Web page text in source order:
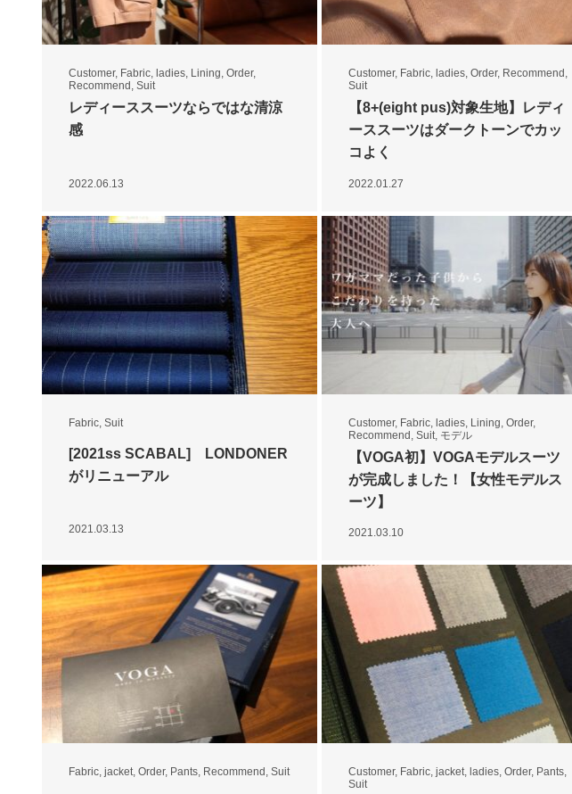
Customer, Fabric ladies Lining Order,
Recommend Suit
レディーススーツならではな清涼
感
2022.06.13
Customer, Fabric, ladies, Order, Recommend
Suit
【8+(eight pus)対象生地】レディ
ーススーツはダークトーンでカッ
コよく
2022.01.27
Fabric Suit
[2021ss SCABAL] LONDONER
がリニューアル
2021.03.13
Customer, Fabric, ladies, Lining Order,
Recommend Suit, モデル
【VOGA初】VOGAモデルスーツ
が完成しました！【女性モデルス
ーツ】
2021.03.10
Fabric, jacket, Order, Pants, Recommend , Suit Customer, Fabric, jacket, ladies, Order, Pants,
Suit